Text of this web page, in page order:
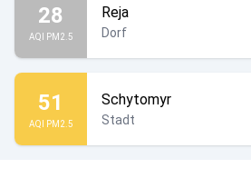
28
AQI PM2.5
Reja
Dorf
51
AQI PM2.5
Schytomyr
Stadt